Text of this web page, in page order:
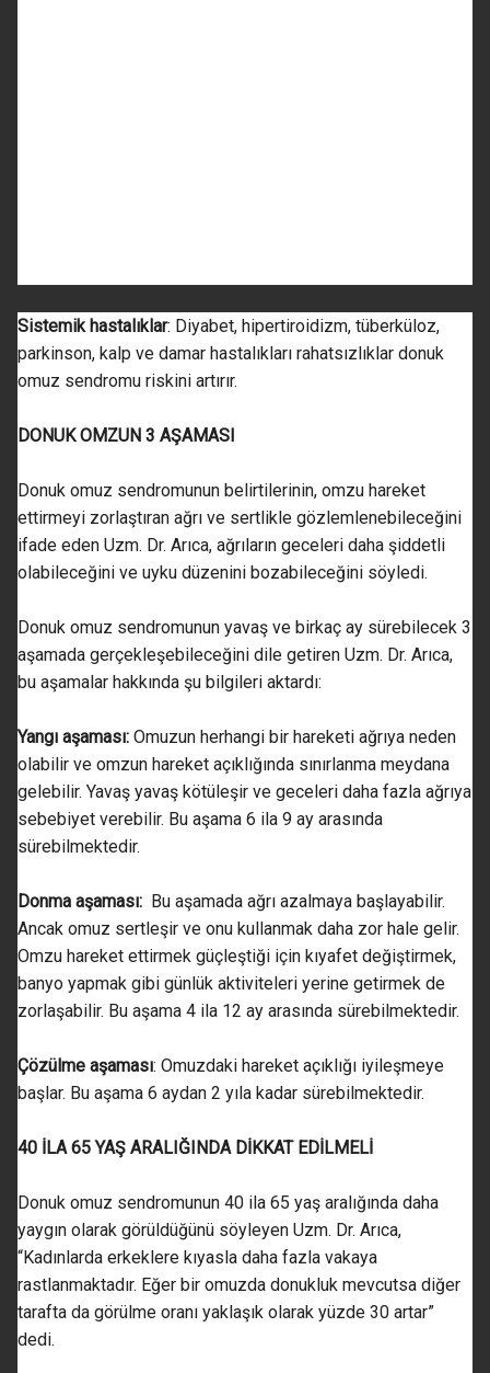
Sistemik hastalıklar: Diyabet, hipertiroidizm, tüberküloz,
parkinson, kalp ve damar hastalıkları rahatsızlıklar donuk
omuz sendromu riskini artırır.
DONUK OMZUN 3 AŞAMASI
Donuk omuz sendromunun belirtilerinin, omzu hareket
ettirmeyi zorlaştıran ağrı ve sertlikle gözlemlenebileceğini
ifade eden Uzm. Dr. Arıca, ağrıların geceleri daha şiddetli
olabileceğini ve uyku düzenini bozabileceğini söyledi.
Donuk omuz sendromunun yavaş ve birkaç ay sürebilecek 3
aşamada gerçekleşebileceğini dile getiren Uzm. Dr. Arıca,
bu aşamalar hakkında şu bilgileri aktardı:
Yangı aşaması: Omuzun herhangi bir hareketi ağrıya neden
olabilir ve omzun hareket açıklığında sınırlanma meydana
gelebilir. Yavaş yavaş kötüleşir ve geceleri daha fazla ağrıya
sebebiyet verebilir. Bu aşama 6 ila 9 ay arasında
sürebilmektedir.
Donma aşaması:Bu aşamada ağrı azalmaya başlayabilir.
Ancak omuz sertleşir ve onu kullanmak daha zor hale gelir.
Omzu hareket ettirmek güçleştiği için kıyafet değiştirmek,
banyo yapmak gibi günlük aktiviteleri yerine getirmek de
zorlaşabilir. Bu aşama 4 ila 12 ay arasında sürebilmektedir.
Çözülme aşaması: Omuzdaki hareket açıklığı iyileşmeye
başlar. Bu aşama 6 aydan 2 yıla kadar sürebilmektedir.
40 İLA 65 YAŞ ARALIĞINDA DİKKAT EDİLMELİ
Donuk omuz sendromunun 40 ila 65 yaş aralığında daha
yaygın olarak görüldüğünü söyleyen Uzm. Dr. Arıca,
“Kadınlarda erkeklere kıyasla daha fazla vakaya
rastlanmaktadır. Eğer bir omuzda donukluk mevcutsa diğer
tarafta da görülme oranı yaklaşık olarak yüzde 30 artar”
dedi.